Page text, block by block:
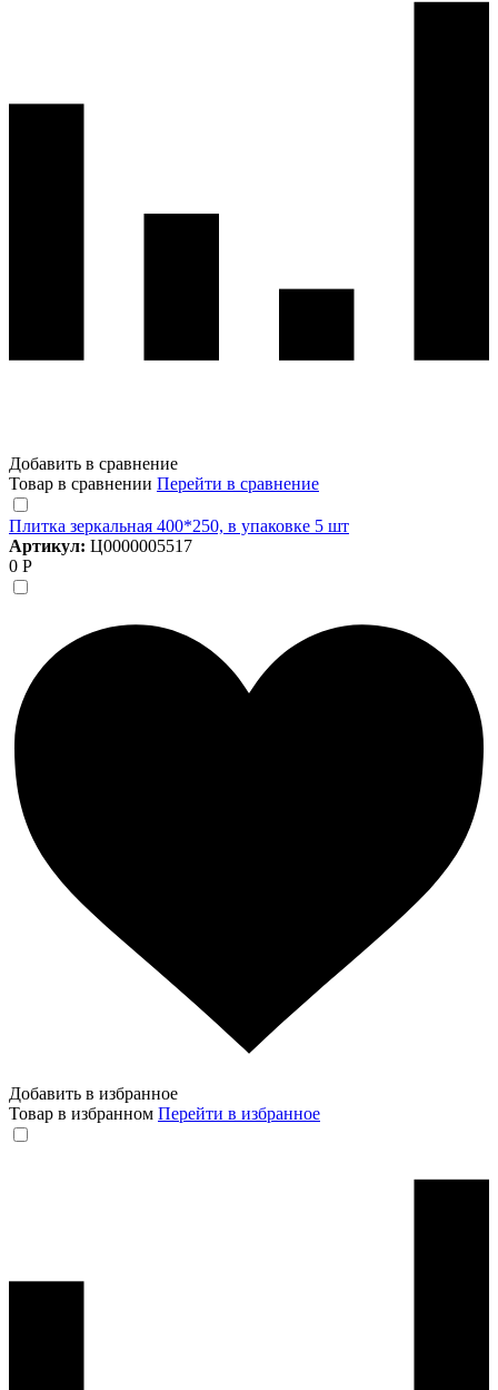
Добавить в сравнение
Товар в сравнении Перейти в сравнение
Плитка зеркальная 400*250, в упаковке 5 шт
Артикул: Ц0000005517
0 Р
Добавить в избранное
Товар в избранном Перейти в избранное